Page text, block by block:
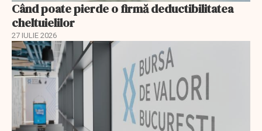
Când poate pierde o firmă deductibilitatea
cheltuielilor
27 IULIE 2026